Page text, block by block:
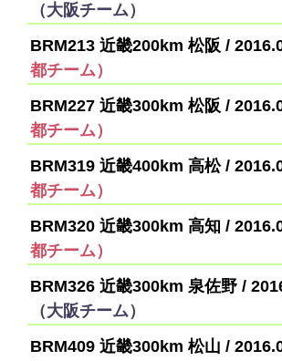
（大阪チーム）
BRM213 近畿200km 松阪 /
都チーム）
BRM227 近畿300km 松阪 /
都チーム）
BRM319 近畿400km 高松 /
都チーム）
BRM320 近畿300km 高知 /
都チーム）
BRM326 近畿300km 泉佐野 /
（大阪チーム）
BRM409 近畿300km 松山 /